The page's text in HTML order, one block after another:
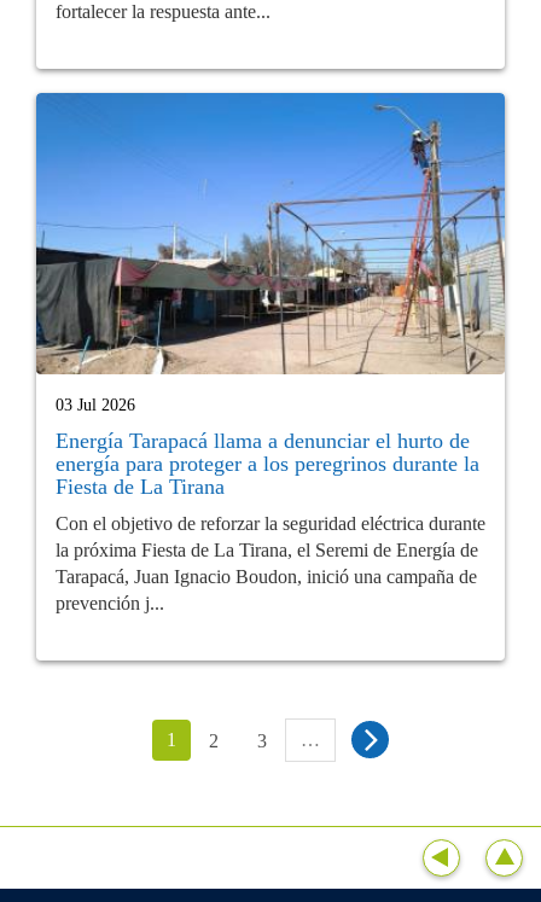
fortalecer la respuesta ante...
03 Jul 2026
Energía Tarapacá llama a denunciar el hurto de
energía para proteger a los peregrinos durante la
Fiesta de La Tirana
Con el objetivo de reforzar la seguridad eléctrica durante
la próxima Fiesta de La Tirana, el Seremi de Energía de
Tarapacá, Juan Ignacio Boudon, inició una campaña de
prevención j...
1 2 3 …